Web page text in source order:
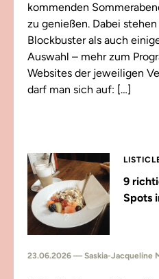
kommenden
zu genießen. Dabei
Blockbuster als auch
Auswahl – mehr zum
Websites der jeweiligen
darf man sich auf: […]
9
Spots
23.06.2026 — Saskia-Jacqueline